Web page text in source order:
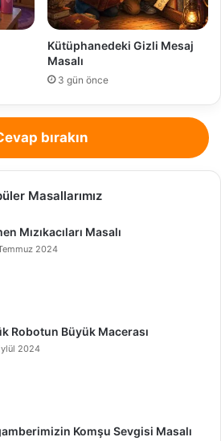
Kütüphanedeki Gizli Mesaj
Masalı
3 gün önce
bırakın
Masallarımız
Mızıkacıları Masalı
2024
Robotun Büyük Macerası
2024
Komşu Sevgisi Masalı